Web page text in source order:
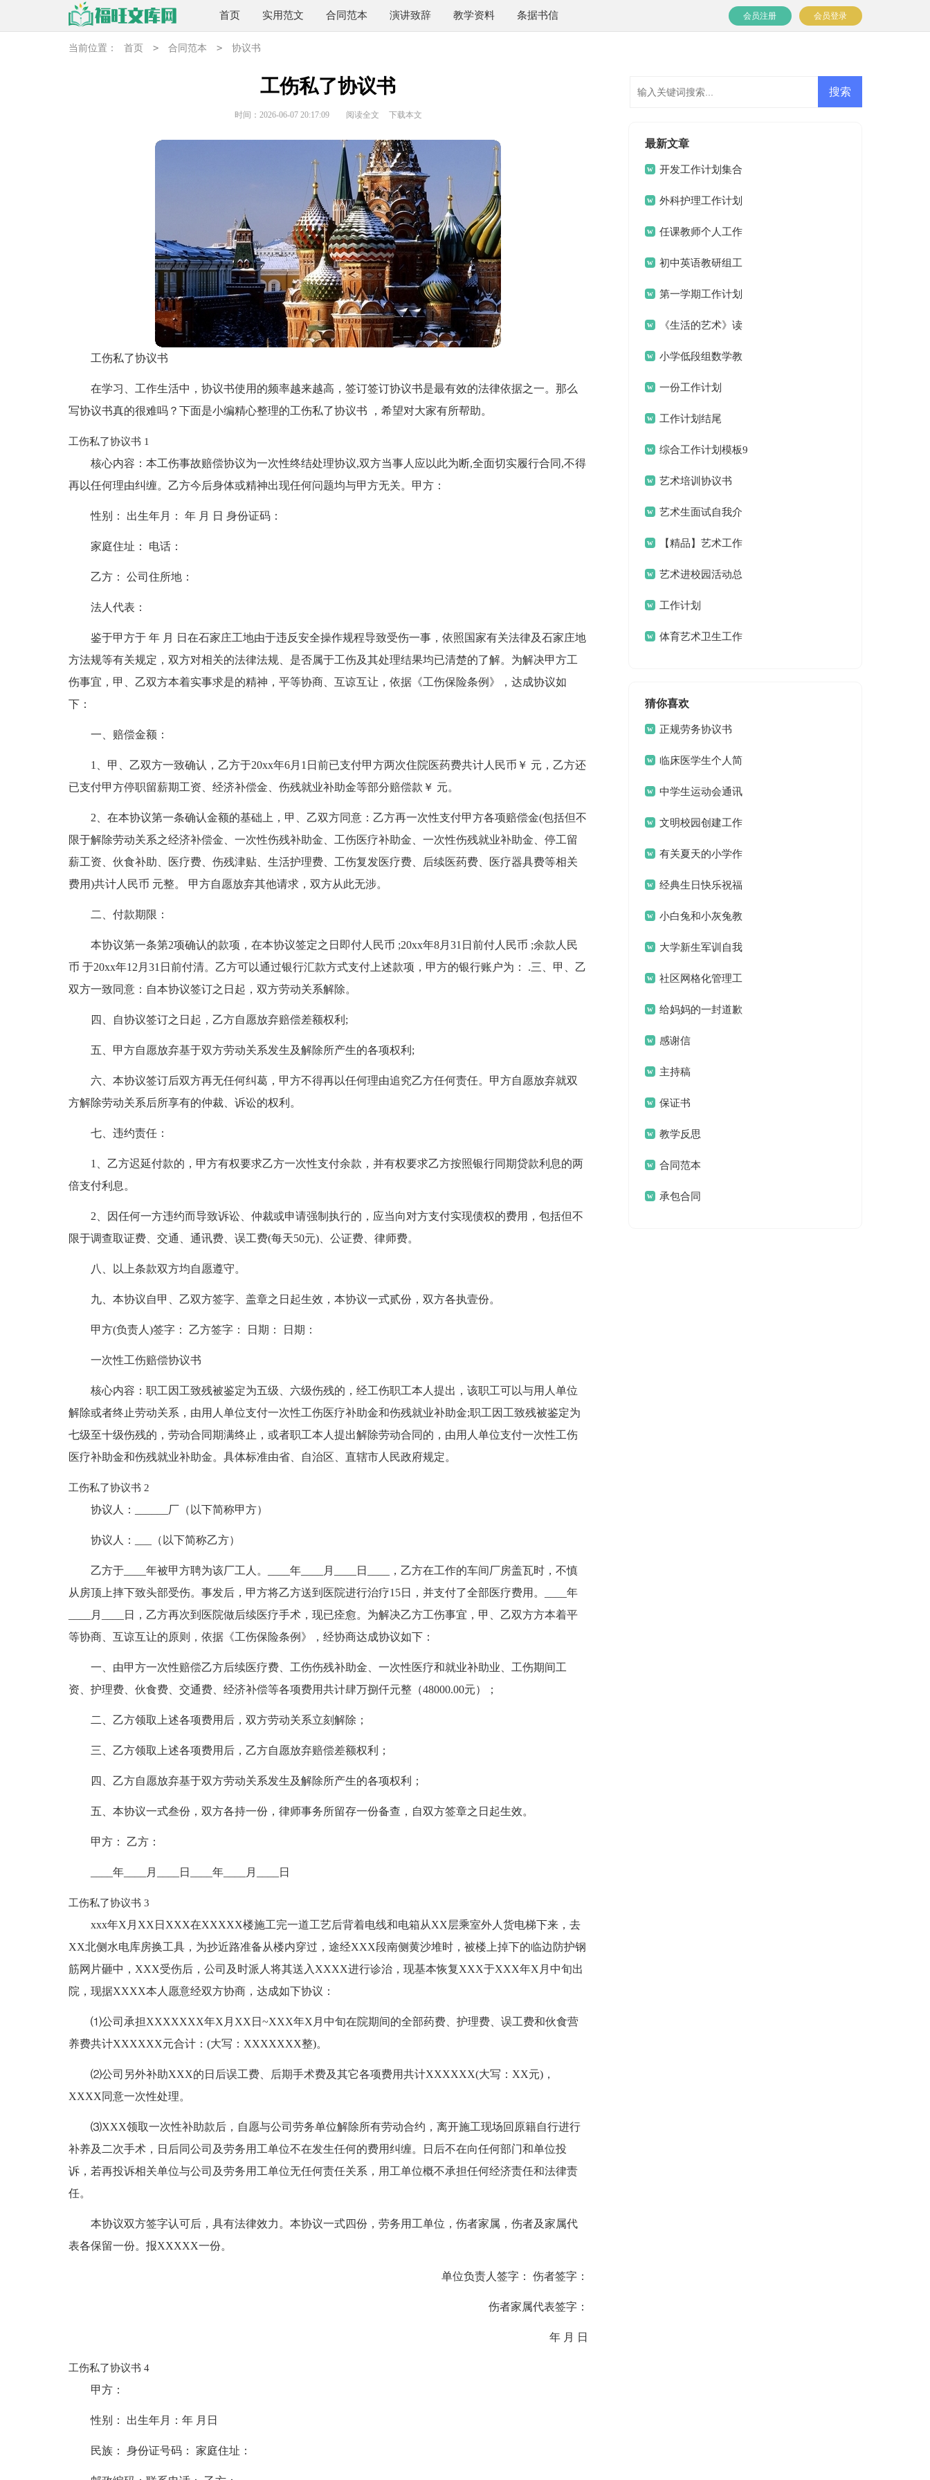
首页 实用范文 合同范本 演讲致辞 教学资料 条据书信 会员登录
会员注册
当前位置： 首页 > 合同范本 > 协议书
工伤私了协议书
时间：2026-06-07 20:17:09 阅读全文 下载本文
工伤私了协议书
在学习、工作生活中，协议书使用的频率越来越高，签订签订协议书是最有效的法律依据之一。那么
写协议书真的很难吗？下面是小编精心整理的工伤私了协议书 ，希望对大家有所帮助。
工伤私了协议书 1
核心内容：本工伤事故赔偿协议为一次性终结处理协议,双方当事人应以此为断,全面切实履行合同,不得
再以任何理由纠缠。乙方今后身体或精神出现任何问题均与甲方无关。甲方：
性别： 出生年月： 年 月 日 身份证码：
家庭住址： 电话：
乙方： 公司住所地：
法人代表：
鉴于甲方于 年 月 日在石家庄工地由于违反安全操作规程导致受伤一事，依照国家有关法律及石家庄地
方法规等有关规定，双方对相关的法律法规、是否属于工伤及其处理结果均已清楚的了解。为解决甲方工
伤事宜，甲、乙双方本着实事求是的精神，平等协商、互谅互让，依据《工伤保险条例》，达成协议如
下：
一、赔偿金额：
1、甲、乙双方一致确认，乙方于20xx年6月1日前已支付甲方两次住院医药费共计人民币￥ 元，乙方还
已支付甲方停职留薪期工资、经济补偿金、伤残就业补助金等部分赔偿款￥ 元。
2、在本协议第一条确认金额的基础上，甲、乙双方同意：乙方再一次性支付甲方各项赔偿金(包括但不
限于解除劳动关系之经济补偿金、一次性伤残补助金、工伤医疗补助金、一次性伤残就业补助金、停工留
薪工资、伙食补助、医疗费、伤残津贴、生活护理费、工伤复发医疗费、后续医药费、医疗器具费等相关
费用)共计人民币 元整。 甲方自愿放弃其他请求，双方从此无涉。
二、付款期限：
本协议第一条第2项确认的款项，在本协议签定之日即付人民币 ;20xx年8月31日前付人民币 ;余款人民
币 于20xx年12月31日前付清。乙方可以通过银行汇款方式支付上述款项，甲方的银行账户为： .三、甲、乙
双方一致同意：自本协议签订之日起，双方劳动关系解除。
四、自协议签订之日起，乙方自愿放弃赔偿差额权利;
五、甲方自愿放弃基于双方劳动关系发生及解除所产生的各项权利;
六、本协议签订后双方再无任何纠葛，甲方不得再以任何理由追究乙方任何责任。甲方自愿放弃就双
方解除劳动关系后所享有的仲裁、诉讼的权利。
七、违约责任：
1、乙方迟延付款的，甲方有权要求乙方一次性支付余款，并有权要求乙方按照银行同期贷款利息的两
倍支付利息。
2、因任何一方违约而导致诉讼、仲裁或申请强制执行的，应当向对方支付实现债权的费用，包括但不
限于调查取证费、交通、通讯费、误工费(每天50元)、公证费、律师费。
八、以上条款双方均自愿遵守。
九、本协议自甲、乙双方签字、盖章之日起生效，本协议一式贰份，双方各执壹份。
甲方(负责人)签字： 乙方签字： 日期： 日期：
一次性工伤赔偿协议书
核心内容：职工因工致残被鉴定为五级、六级伤残的，经工伤职工本人提出，该职工可以与用人单位
解除或者终止劳动关系，由用人单位支付一次性工伤医疗补助金和伤残就业补助金;职工因工致残被鉴定为
七级至十级伤残的，劳动合同期满终止，或者职工本人提出解除劳动合同的，由用人单位支付一次性工伤
医疗补助金和伤残就业补助金。具体标准由省、自治区、直辖市人民政府规定。
工伤私了协议书 2
协议人：______厂（以下简称甲方）
协议人：___（以下简称乙方）
乙方于____年被甲方聘为该厂工人。____年____月____日____，乙方在工作的车间厂房盖瓦时，不慎
从房顶上摔下致头部受伤。事发后，甲方将乙方送到医院进行治疗15日，并支付了全部医疗费用。____年
____月____日，乙方再次到医院做后续医疗手术，现已痊愈。为解决乙方工伤事宜，甲、乙双方方本着平
等协商、互谅互让的原则，依据《工伤保险条例》，经协商达成协议如下：
一、由甲方一次性赔偿乙方后续医疗费、工伤伤残补助金、一次性医疗和就业补助业、工伤期间工
资、护理费、伙食费、交通费、经济补偿等各项费用共计肆万捌仟元整（48000.00元）；
二、乙方领取上述各项费用后，双方劳动关系立刻解除；
三、乙方领取上述各项费用后，乙方自愿放弃赔偿差额权利；
四、乙方自愿放弃基于双方劳动关系发生及解除所产生的各项权利；
五、本协议一式叁份，双方各持一份，律师事务所留存一份备查，自双方签章之日起生效。
甲方： 乙方：
____年____月____日____年____月____日
工伤私了协议书 3
xxx年X月XX日XXX在XXXXX楼施工完一道工艺后背着电线和电箱从XX层乘室外人货电梯下来，去
XX北侧水电库房换工具，为抄近路准备从楼内穿过，途经XXX段南侧黄沙堆时，被楼上掉下的临边防护钢
筋网片砸中，XXX受伤后，公司及时派人将其送入XXXX进行诊治，现基本恢复XXX于XXX年X月中旬出
院，现据XXXX本人愿意经双方协商，达成如下协议：
⑴公司承担XXXXXXX年X月XX日~XXX年X月中旬在院期间的全部药费、护理费、误工费和伙食营
养费共计XXXXXX元合计：(大写：XXXXXXX整)。
⑵公司另外补助XXX的日后误工费、后期手术费及其它各项费用共计XXXXXX(大写：XX元)，
XXXX同意一次性处理。
⑶XXX领取一次性补助款后，自愿与公司劳务单位解除所有劳动合约，离开施工现场回原籍自行进行
补养及二次手术，日后同公司及劳务用工单位不在发生任何的费用纠缠。日后不在向任何部门和单位投
诉，若再投诉相关单位与公司及劳务用工单位无任何责任关系，用工单位概不承担任何经济责任和法律责
任。
本协议双方签字认可后，具有法律效力。本协议一式四份，劳务用工单位，伤者家属，伤者及家属代
表各保留一份。报XXXXX一份。
单位负责人签字： 伤者签字：
伤者家属代表签字：
年 月 日
工伤私了协议书 4
甲方：
性别： 出生年月：年 月日
民族： 身份证号码： 家庭住址：
最新文章
开发工作计划集合
七篇外科护理工作计划
15篇任课教师个人工作
计划初中英语教研组工
作计划第一学期工作计划
《生活的艺术》读
书笔记小学低段组数学教
研组工作计划
一份工作计划
工作计划结尾
综合工作计划模板9
篇 艺术培训协议书
艺术生面试自我介
绍 【精品】艺术工作
计划三篇
艺术进校园活动总
结合集8篇
工作计划
体育艺术卫生工作
猜你喜欢
正规劳务协议书
临床医学生个人简
历 中学生运动会通讯
稿15篇文明校园创建工作
方案 13篇
有关夏天的小学作
文3篇经典生日快乐祝福
问候语小白兔和小灰兔教
案 大学新生军训自我
鉴定社区网格化管理工
作总结给妈妈的一封道歉
信 感谢信
主持稿
保证书
教学反思
合同范本
承包合同